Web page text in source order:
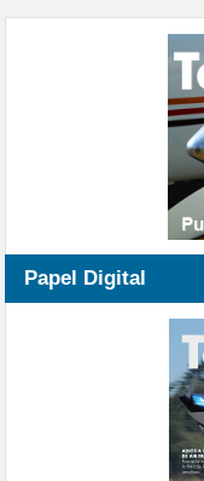
Papel Digital